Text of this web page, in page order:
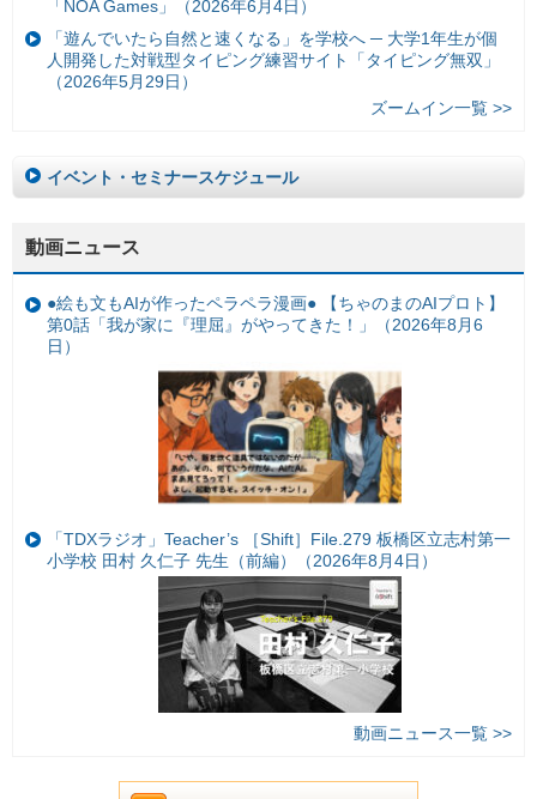
「NOA Games」（2026年6月4日）
「遊んでいたら自然と速くなる」を学校へ ─ 大学1年生が個
人開発した対戦型タイピング練習サイト「タイピング無双」
（2026年5月29日）
ズームイン一覧 >>
イベント・セミナースケジュール
動画ニュース
●絵も文もAIが作ったペラペラ漫画● 【ちゃのまのAIプロト】
第0話「我が家に『理屈』がやってきた！」（2026年8月6
日）
「TDXラジオ」Teacher’s ［Shift］File.279 板橋区立志村第一
小学校 田村 久仁子 先生（前編）（2026年8月4日）
動画ニュース一覧 >>